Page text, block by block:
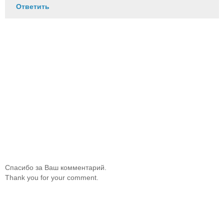
Ответить
Спасибо за Ваш комментарий.
Thank you for your comment.